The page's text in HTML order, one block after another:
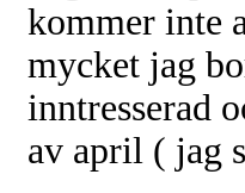
kommer inte
mycket jag
inntresserad
av april ( jag